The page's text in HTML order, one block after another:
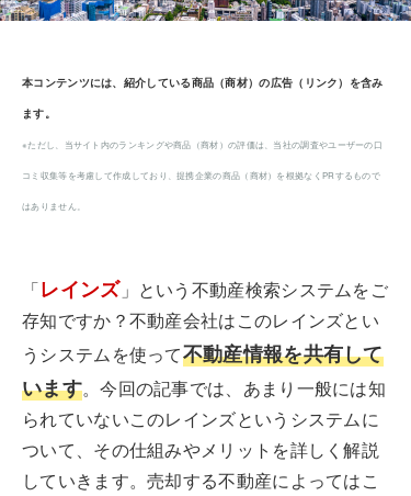
本コンテンツには、紹介している商品（商材）の広告（リンク）を含み
ます。
※ただし、当サイト内のランキングや商品（商材）の評価は、当社の調査やユーザーの口
コミ収集等を考慮して作成しており、提携企業の商品（商材）を根拠なくPRするもので
はありません。
「レインズ」という不動産検索システムをご
存知ですか？不動産会社はこのレインズとい
うシステムを使って不動産情報を共有して
います。今回の記事では、あまり一般には知
られていないこのレインズというシステムに
ついて、その仕組みやメリットを詳しく解説
していきます。売却する不動産によってはこ